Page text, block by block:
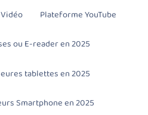
Plateforme YouTube
ou E-reader en 2025
tablettes en 2025
Smartphone en 2025